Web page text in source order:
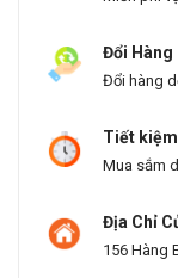
Đổi Hàng
Đổi hàng
Tiết
Mua sắm
Địa Chỉ
156 Hàng